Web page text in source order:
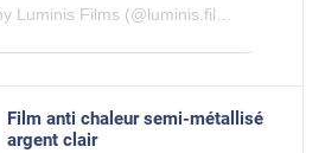
Film anti chaleur semi-métallisé
argent clair